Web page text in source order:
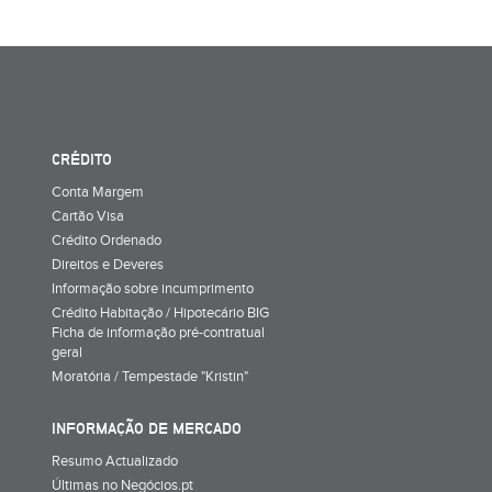
CRÉDITO
Conta Margem
Cartão Visa
Crédito Ordenado
Direitos e Deveres
Informação sobre incumprimento
Crédito Habitação / Hipotecário BIG
Ficha de informação pré-contratual
geral
Moratória / Tempestade "Kristin"
INFORMAÇÃO DE MERCADO
Resumo Actualizado
Últimas no Negócios.pt